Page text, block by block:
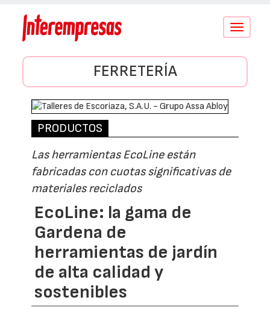
Conmutar
FERRETERÍA
PRODUCTOS
Las herramientas EcoLine están
fabricadas con cuotas significativas de
materiales reciclados
EcoLine: la gama de
Gardena de
herramientas de jardín
de alta calidad y
sostenibles